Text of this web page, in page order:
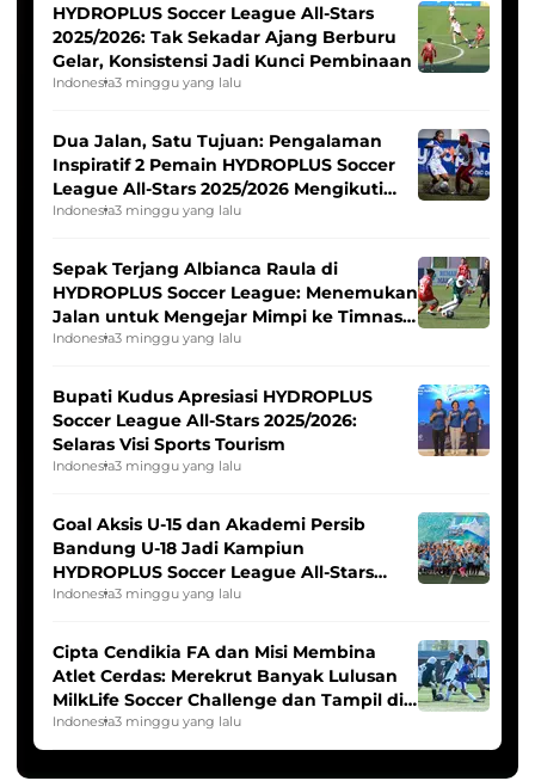
HYDROPLUS Soccer League All-Stars
2025/2026: Tak Sekadar Ajang Berburu
Gelar, Konsistensi Jadi Kunci Pembinaan
Indonesia3 minggu yang lalu
Dua Jalan, Satu Tujuan: Pengalaman
Inspiratif 2 Pemain HYDROPLUS Soccer
League All-Stars 2025/2026 Mengikuti
Seleksi Timnas Indonesia Putri
Indonesia3 minggu yang lalu
Sepak Terjang Albianca Raula di
HYDROPLUS Soccer League: Menemukan
Jalan untuk Mengejar Mimpi ke Timnas
Indonesia Putri
Indonesia3 minggu yang lalu
Bupati Kudus Apresiasi HYDROPLUS
Soccer League All-Stars 2025/2026:
Selaras Visi Sports Tourism
Indonesia3 minggu yang lalu
Goal Aksis U-15 dan Akademi Persib
Bandung U-18 Jadi Kampiun
HYDROPLUS Soccer League All-Stars
2025/2026
Indonesia3 minggu yang lalu
Cipta Cendikia FA dan Misi Membina
Atlet Cerdas: Merekrut Banyak Lulusan
MilkLife Soccer Challenge dan Tampil di
HYDROPLUS Soccer League
Indonesia3 minggu yang lalu